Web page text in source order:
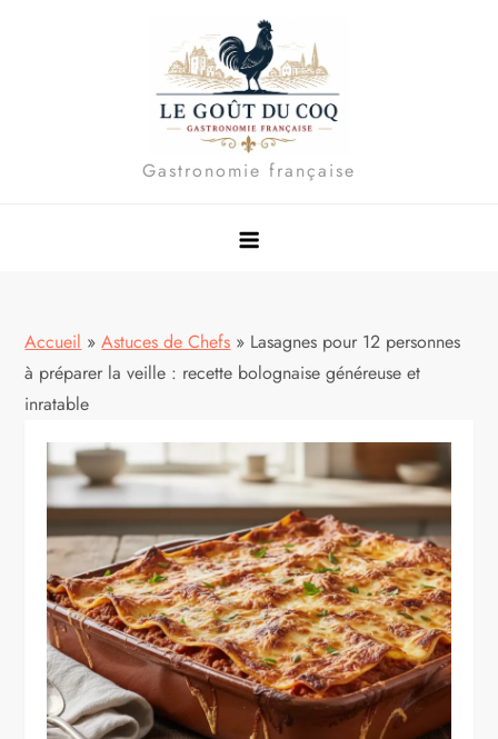
Gastronomie française
Accueil » Astuces de Chefs » Lasagnes pour 12 personnes
à préparer la veille : recette bolognaise généreuse et
inratable